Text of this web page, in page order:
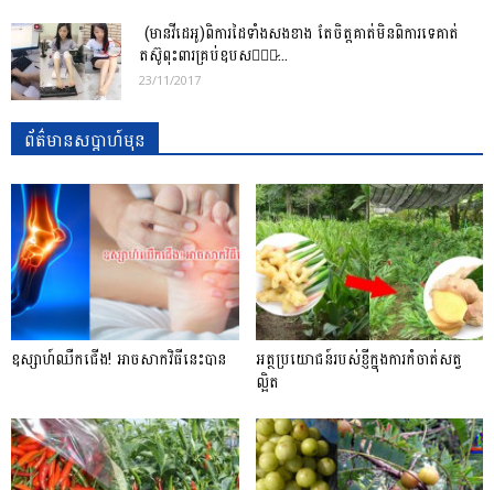
(មានវីដេអូ)ពិការដៃទាំងសងខាង តែចិត្តគាត់មិនពិការទេគាត់
តស៊ូពុះពារគ្រប់ឧបសគ្គ̷...
23/11/2017
ព័ត៌មានសប្តាហ៍មុន
ឧស្សាហ៍ឈឺកជើង! អាចសាកវិធីនេះបាន
អត្ថប្រយោជន៍របស់ខ្ញីក្នុងការកំចាត់សត្វ
ល្អិត